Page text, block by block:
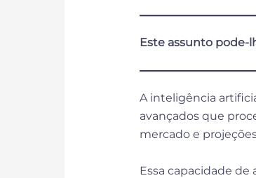
Este assunto pode-
A inteligência
avançados que
mercado e
Essa capacidade